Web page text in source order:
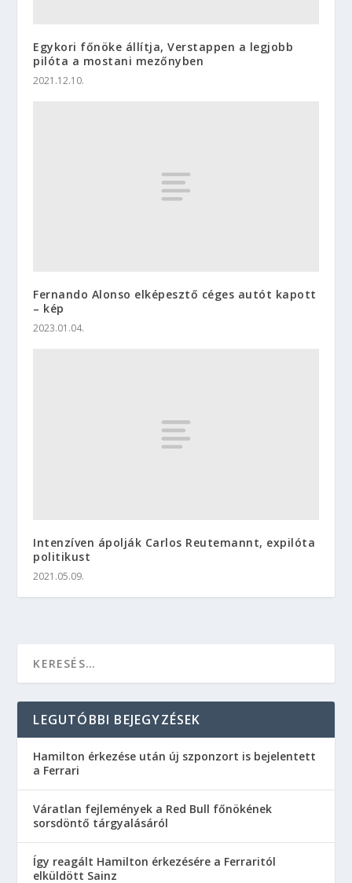
Egykori főnöke állítja, Verstappen a legjobb
pilóta a mostani mezőnyben
2021.12.10.
Fernando Alonso elképesztő céges autót kapott
– kép
2023.01.04.
Intenzíven ápolják Carlos Reutemannt, expilóta
politikust
2021.05.09.
LEGUTÓBBI BEJEGYZÉSEK
Hamilton érkezése után új szponzort is bejelentett
a Ferrari
Váratlan fejlemények a Red Bull főnökének
sorsdöntő tárgyalásáról
Így reagált Hamilton érkezésére a Ferraritól
elküldött Sainz